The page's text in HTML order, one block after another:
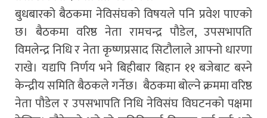
बुधबारको बैठकमा नेविसंघको विषयले पनि प्रवेश पाएको
छ। बैठकमा वरिष्ठ नेता रामचन्द्र पौडेल, उपसभापति
विमलेन्द्र निधि र नेता कृष्णप्रसाद सिटौलाले आफ्नो धारणा
राखे। यद्यपि निर्णय भने बिहीबार बिहान ११ बजेबाट बस्ने
केन्द्रीय समिति बैठकले गर्नेछ। बैठकमा बोल्ने क्रममा वरिष्ठ
नेता पौडेल र उपसभापति निधि नेविसंघ विघटनको पक्षमा